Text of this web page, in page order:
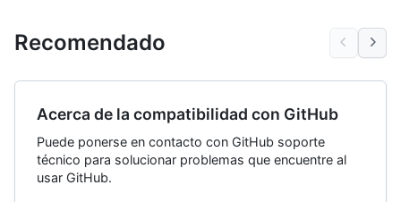
Recomendado
Acerca de la compatibilidad con GitHub
Puede ponerse en contacto con GitHub soporte
técnico para solucionar problemas que encuentre al
usar GitHub.